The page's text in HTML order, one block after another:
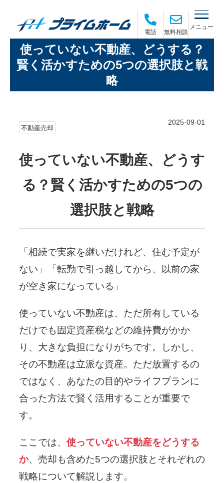
電話 無料相談
メニュー
使っていない不動産、どうする？
賢く活かすための5つの選択肢と戦
略
不動産売却
2025-09-01
使っていない不動産、どうす
る？賢く活かすための5つの
選択肢と戦略
「相続で実家を継いだけれど、住む予定が
ない」「転勤で引っ越してから、以前の家
が空き家になっている」
使っていない不動産は、ただ所有している
だけでも固定資産税などの維持費がかか
り、大きな負担になりがちです。しかし、
その不動産は立派な資産。ただ放置するの
ではなく、あなたの目的やライフプランに
合った方法で賢く活用することが重要で
す。
ここでは、 使っていない不動産をどうする
か、売却も含めた5つの選択肢とそれぞれの
戦略について解説します。